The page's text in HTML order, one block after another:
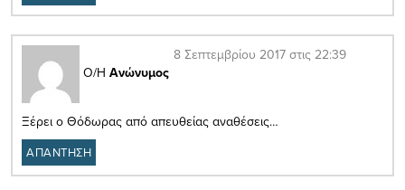
Ο/Η Ανώνυμος
8 Σεπτεμβρίου 2017 στις 22:39
Ξέρει ο Θόδωρας από απευθείας αναθέσεις…
ΑΠΑΝΤΗΣΗ